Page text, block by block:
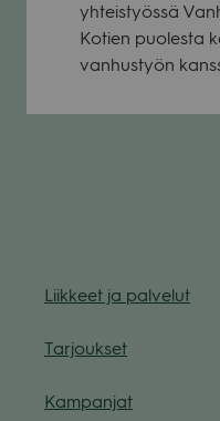
yhteis­työssä
Kotien puo­lesta
van­hus­työn
Liik­keet ja pal­ve­lut
Tar­jouk­set
Kam­pan­jat